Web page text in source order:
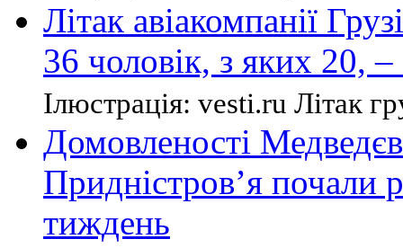
Літак авіакомпанії
36 чоловік, з яких 20,
Ілюстрація: vesti.ru Літак
Домовленості
Придністров’я почали
тиждень